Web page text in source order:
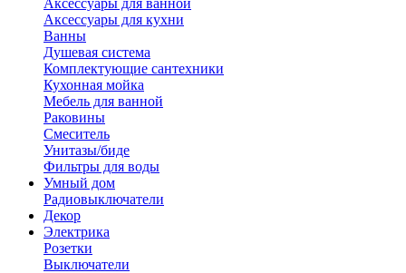
Аксессуары для ванной
Аксессуары для кухни
Ванны
Душевая система
Комплектующие сантехники
Кухонная мойка
Мебель для ванной
Раковины
Смеситель
Унитазы/биде
Фильтры для воды
Умный дом
Радиовыключатели
Декор
Электрика
Розетки
Выключатели